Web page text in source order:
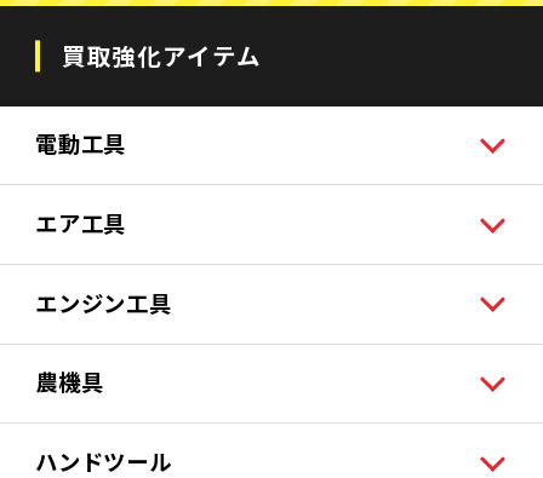
買取強化アイテム
電動工具
エア工具
エンジン工具
農機具
ハンドツール